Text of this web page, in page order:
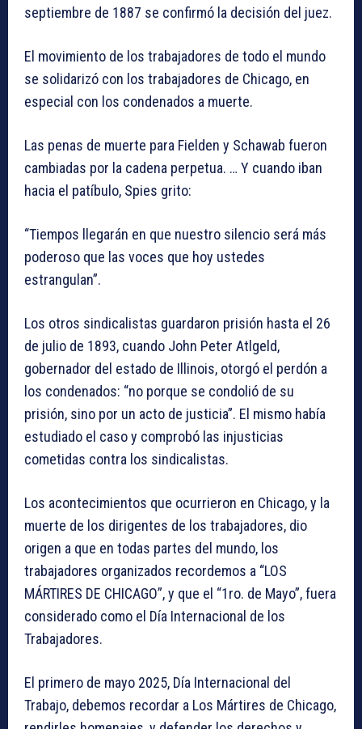
septiembre de 1887 se confirmó la decisión del juez.
El movimiento de los trabajadores de todo el mundo
se solidarizó con los trabajadores de Chicago, en
especial con los condenados a muerte.
Las penas de muerte para Fielden y Schawab fueron
cambiadas por la cadena perpetua. … Y cuando iban
hacia el patíbulo, Spies grito:
“Tiempos llegarán en que nuestro silencio será más
poderoso que las voces que hoy ustedes
estrangulan”.
Los otros sindicalistas guardaron prisión hasta el 26
de julio de 1893, cuando John Peter Atlgeld,
gobernador del estado de Illinois, otorgó el perdón a
los condenados: “no porque se condolió de su
prisión, sino por un acto de justicia”. El mismo había
estudiado el caso y comprobó las injusticias
cometidas contra los sindicalistas.
Los acontecimientos que ocurrieron en Chicago, y la
muerte de los dirigentes de los trabajadores, dio
origen a que en todas partes del mundo, los
trabajadores organizados recordemos a “LOS
MÁRTIRES DE CHICAGO”, y que el “1ro. de Mayo”, fuera
considerado como el Día Internacional de los
Trabajadores.
El primero de mayo 2025, Día Internacional del
Trabajo, debemos recordar a Los Mártires de Chicago,